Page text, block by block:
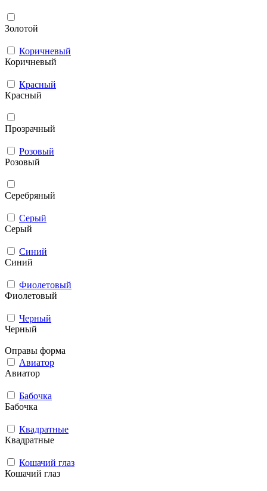
Золотой
Коричневый
Коричневый
Красный
Красный
Прозрачный
Розовый
Розовый
Серебряный
Серый
Серый
Синий
Синий
Фиолетовый
Фиолетовый
Черный
Черный
Оправы форма
Авиатор
Авиатор
Бабочка
Бабочка
Квадратные
Квадратные
Кошачий глаз
Кошачий глаз